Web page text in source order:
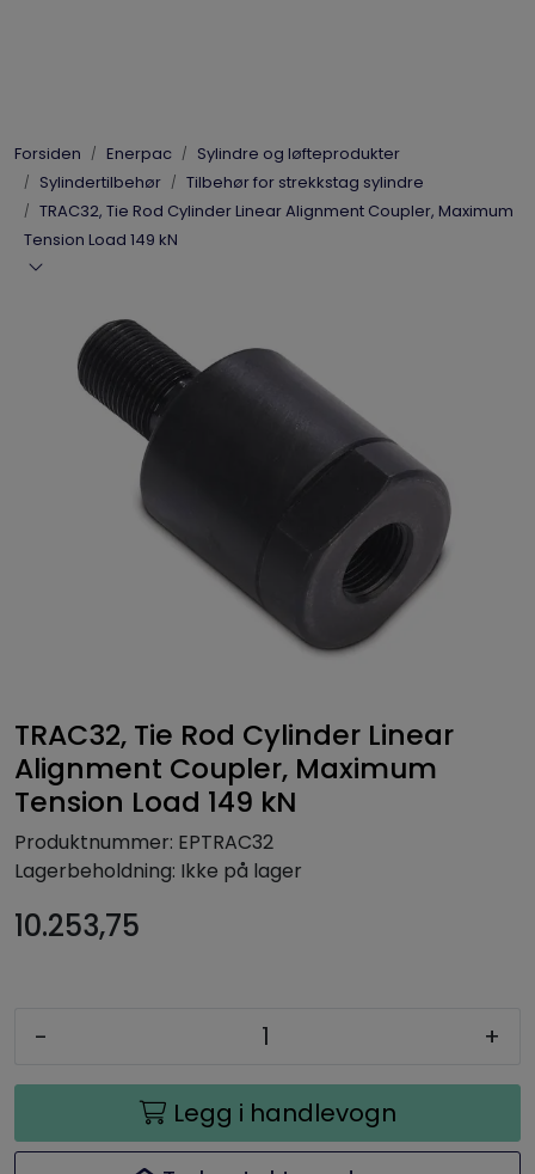
Forsiden Enerpac
Sylindre og løfteprodukter
Sylindertilbehør
Tilbehør for strekkstag sylindre
TRAC32, Tie Rod Cylinder Linear Alignment Coupler, Maximum
Tension Load 149 kN
TRAC32, Tie Rod Cylinder Linear
Alignment Coupler, Maximum
Tension Load 149 kN
Produktnummer: EPTRAC32
Lagerbeholdning: Ikke på lager
10.253,75
- +
Legg i handlevogn
Enerpac
Hydraulikk
Vinsjer
inkl. mva.